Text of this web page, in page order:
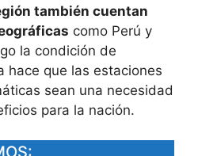
también cuentan
como Perú y
la condición de
hace que las estaciones
sean una necesidad
para la nación.